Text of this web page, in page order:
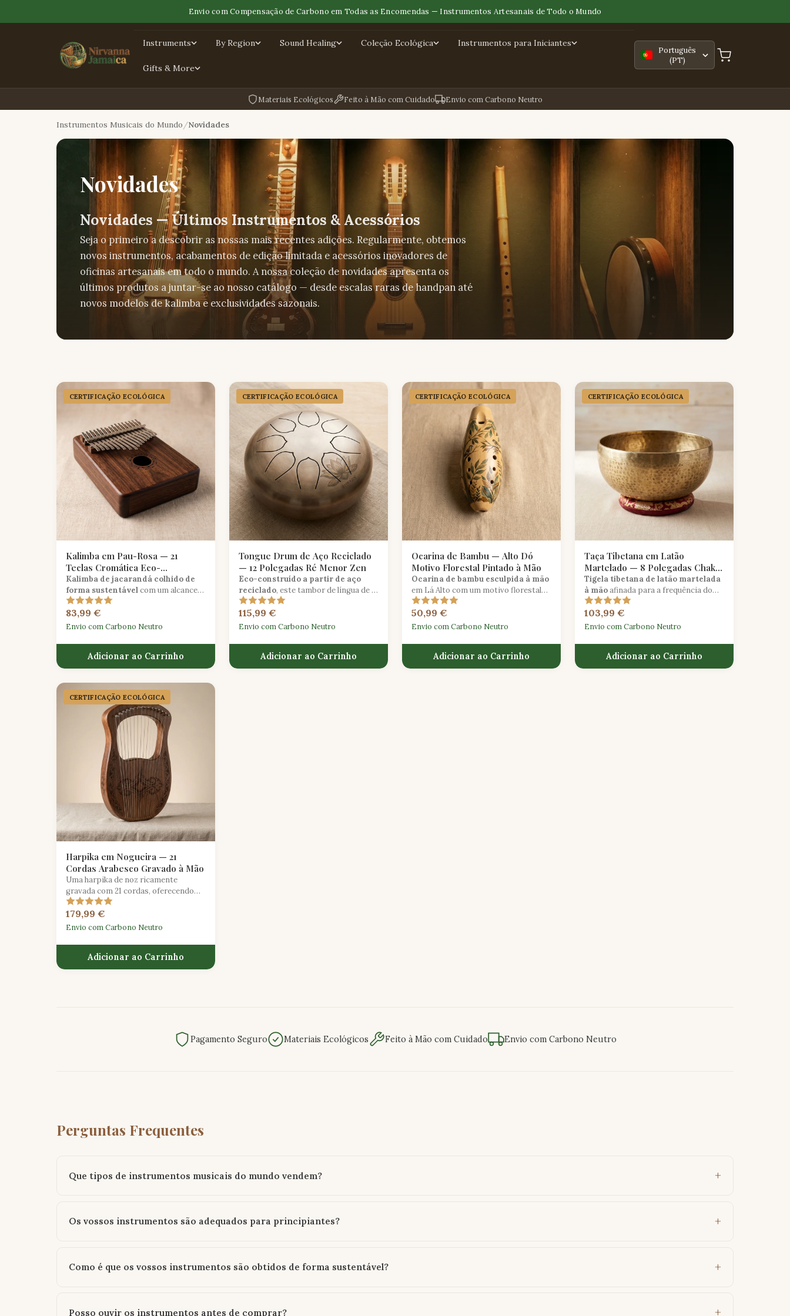
Envio com Compensação de Carbono em Todas as Encomendas — Instrumentos Artesanais de Todo o Mundo
Instruments By Region Sound Healing Coleção Ecológica Instrumentos para Iniciantes
Gifts & More
Português
(PT)
Materiais Ecológicos Feito à Mão com Cuidado Envio com Carbono Neutro
Instrumentos Musicais do Mundo Novidades
Novidades
Novidades — Últimos Instrumentos & Acessórios
Seja o primeiro a descobrir as nossas mais recentes adições. Regularmente, obtemos
novos instrumentos, acabamentos de edição limitada e acessórios inovadores de
oficinas artesanais em todo o mundo. A nossa coleção de novidades apresenta os
últimos produtos a juntar-se ao nosso catálogo — desde escalas raras de handpan até
novos modelos de kalimba e exclusividades sazonais.
CERTIFICAÇÃO ECOLÓGICA
Kalimba em Pau-Rosa — 21
Teclas Cromática Eco-
Certificada
Kalimba de jacarandá colhido de
forma sustentávelcom um alcance
cromático completo de 21 teclas para
exploração melódica expressiva.
83,99 €
Envio com Carbono Neutro
Adicionar ao Carrinho
CERTIFICAÇÃO ECOLÓGICA
Tongue Drum de Aço Reciclado
— 12 Polegadas Ré Menor Zen
Eco-construído a partir de aço
reciclado, este tambor de língua de 12
polegadas em ré menor produz tons
profundamente calmantes, ideais
para meditação e cura sonora.
115,99 €
Envio com Carbono Neutro
Adicionar ao Carrinho
CERTIFICAÇÃO ECOLÓGICA
Ocarina de Bambu — Alto Dó
Motivo Florestal Pintado à Mão
Ocarina de bambu esculpida à mão
em Lá Alto com um motivo florestal
inspirado na natureza, feita de bambu
cultivado de forma sustentável.
50,99 €
Envio com Carbono Neutro
Adicionar ao Carrinho
CERTIFICAÇÃO ECOLÓGICA
Taça Tibetana em Latão
Martelado — 8 Polegadas Chakra
do Coração
Tigela tibetana de latão martelada
à mãoafinada para a frequência do
chakra do coração, feita usando
técnicas tradicionais himalaicas.
103,99 €
Envio com Carbono Neutro
Adicionar ao Carrinho
CERTIFICAÇÃO ECOLÓGICA
Harpika em Nogueira — 21
Cordas Arabesco Gravado à Mão
Uma harpika de noz ricamente
gravada com 21 cordas, oferecendo
uma gama alargada e intrincados
detalhes arabescos para o músico
exigente.
179,99 €
Envio com Carbono Neutro
Adicionar ao Carrinho
Pagamento Seguro Materiais Ecológicos Feito à Mão com Cuidado Envio com Carbono Neutro
Perguntas Frequentes
Que tipos de instrumentos musicais do mundo vendem?
Os vossos instrumentos são adequados para principiantes?
Como é que os vossos instrumentos são obtidos de forma sustentável?
Posso ouvir os instrumentos antes de comprar?